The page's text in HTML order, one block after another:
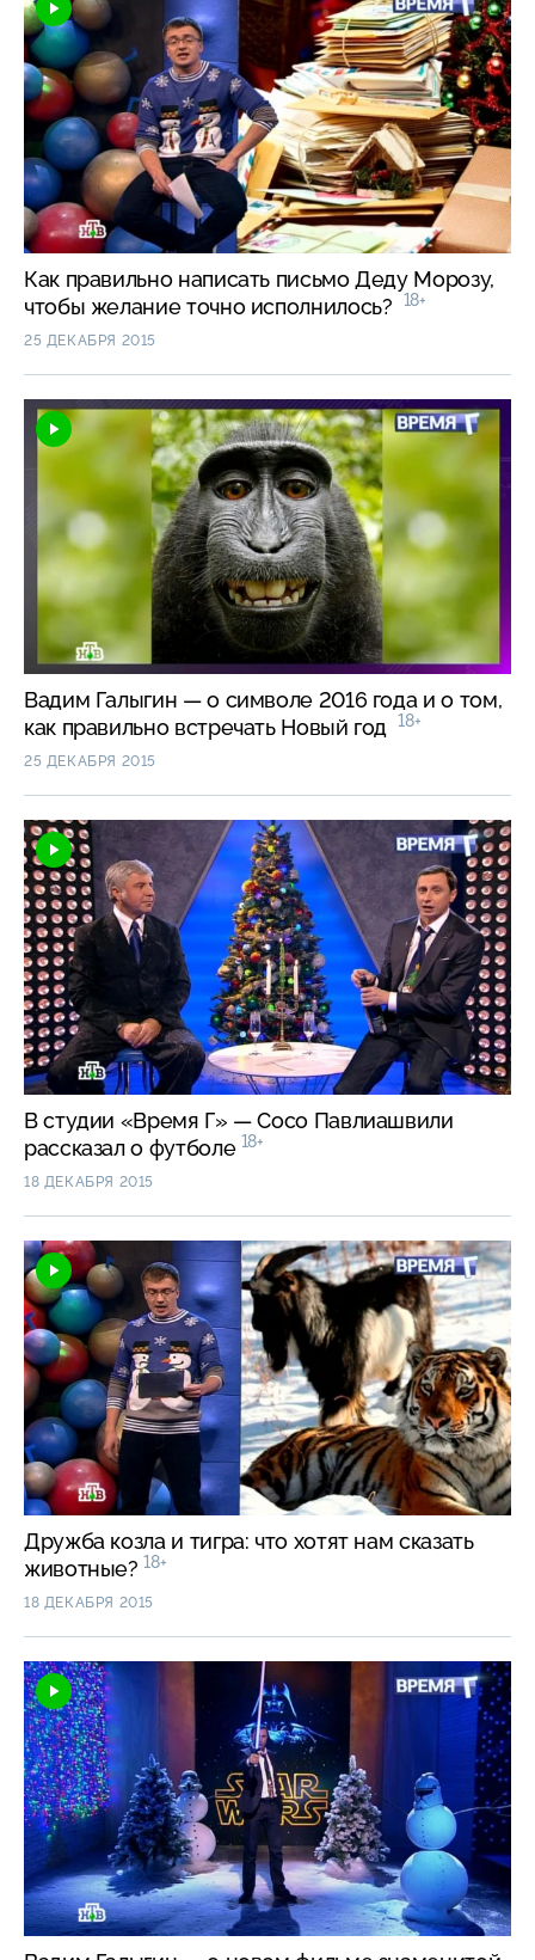
Как правильно написать письмо Деду Морозу,
чтобы желание точно исполнилось?
18+
25 ДЕКАБРЯ 2015
Вадим Галыгин — о символе 2016 года и о том,
как правильно встречать Новый год
18+
25 ДЕКАБРЯ 2015
В студии «Время Г» — Сосо Павлиашвили
рассказал о футболе 18+
18 ДЕКАБРЯ 2015
Дружба козла и тигра: что хотят нам сказать
животные? 18+
18 ДЕКАБРЯ 2015